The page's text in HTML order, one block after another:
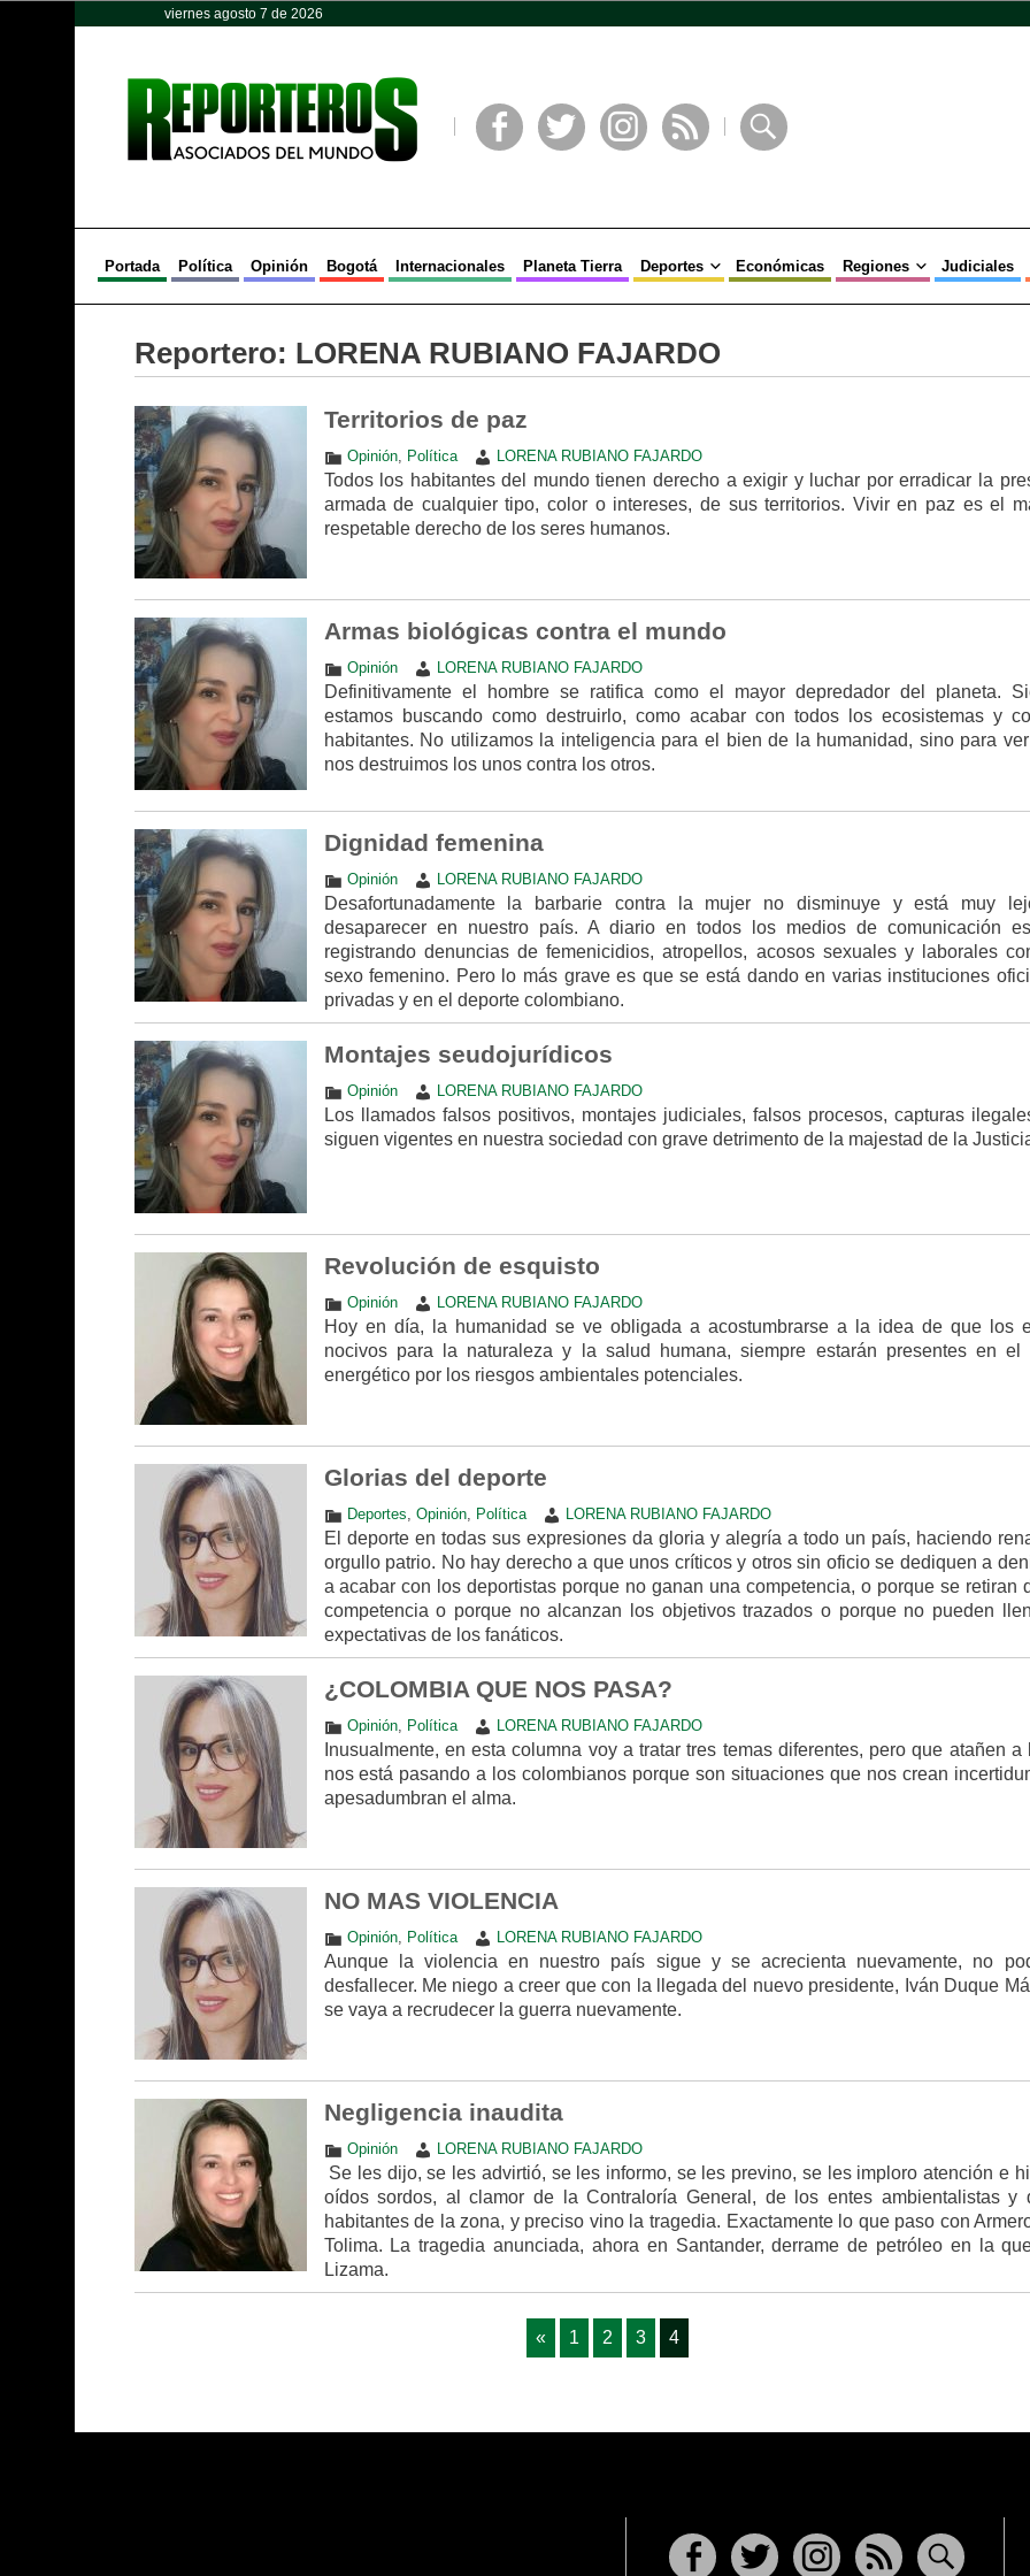
viernes agosto 7 de 2026
Portada Política Opinión Bogotá Internacionales Planeta Tierra Deportes Económicas Regiones Judiciales
Reportero: LORENA RUBIANO FAJARDO
Territorios de paz
Opinión, Política LORENA RUBIANO FAJARDO
Todos los habitantes del mundo tienen derecho a exigir y luchar por erradicar la
armada de cualquier tipo, color o intereses, de sus territorios. Vivir en paz es el
respetable derecho de los seres humanos.
Armas biológicas contra el mundo
Opinión LORENA RUBIANO FAJARDO
Definitivamente el hombre se ratifica como el mayor depredador del planeta.
estamos buscando como destruirlo, como acabar con todos los ecosistemas y
habitantes. No utilizamos la inteligencia para el bien de la humanidad, sino para
nos destruimos los unos contra los otros.
Dignidad femenina
Opinión LORENA RUBIANO FAJARDO
Desafortunadamente la barbarie contra la mujer no disminuye y está muy
desaparecer en nuestro país. A diario en todos los medios de comunicación
registrando denuncias de femenicidios, atropellos, acosos sexuales y laborales
sexo femenino. Pero lo más grave es que se está dando en varias instituciones
privadas y en el deporte colombiano.
Montajes seudojurídicos
Opinión LORENA RUBIANO FAJARDO
Los llamados falsos positivos, montajes judiciales, falsos procesos, capturas
siguen vigentes en nuestra sociedad con grave detrimento de la majestad de la
Revolución de esquisto
Opinión LORENA RUBIANO FAJARDO
Hoy en día, la humanidad se ve obligada a acostumbrarse a la idea de que los
nocivos para la naturaleza y la salud humana, siempre estarán presentes en el
energético por los riesgos ambientales potenciales.
Glorias del deporte
Deportes, Opinión, Política LORENA RUBIANO FAJARDO
El deporte en todas sus expresiones da gloria y alegría a todo un país, haciendo
orgullo patrio. No hay derecho a que unos críticos y otros sin oficio se dediquen a
a acabar con los deportistas porque no ganan una competencia, o porque se retiran
competencia o porque no alcanzan los objetivos trazados o porque no pueden
expectativas de los fanáticos.
¿COLOMBIA QUE NOS PASA?
Opinión, Política LORENA RUBIANO FAJARDO
Inusualmente, en esta columna voy a tratar tres temas diferentes, pero que atañen a
nos está pasando a los colombianos porque son situaciones que nos crean
apesadumbran el alma.
NO MAS VIOLENCIA
Opinión, Política LORENA RUBIANO FAJARDO
Aunque la violencia en nuestro país sigue y se acrecienta nuevamente, no
desfallecer. Me niego a creer que con la llegada del nuevo presidente, Iván Duque
se vaya a recrudecer la guerra nuevamente.
Negligencia inaudita
Opinión LORENA RUBIANO FAJARDO
Se les dijo, se les advirtió, se les informo, se les previno, se les imploro atención e
oídos sordos, al clamor de la Contraloría General, de los entes ambientalistas y
habitantes de la zona, y preciso vino la tragedia. Exactamente lo que paso con
Tolima. La tragedia anunciada, ahora en Santander, derrame de petróleo en la
Lizama.
« 1 2 3 4
Opinión Política